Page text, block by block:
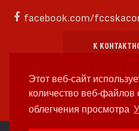
Этот веб-сайт
количество веб-файлов
облегчения просмотра
facebook.com/
К